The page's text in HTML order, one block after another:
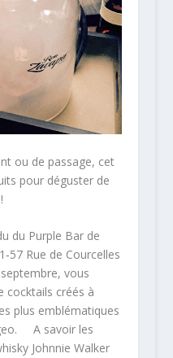
ou de passage, cet
pour déguster de
du Purple Bar de
Rue de Courcelles
septembre, vous
cocktails créés à
plus emblématiques
A savoir les
Johnnie Walker